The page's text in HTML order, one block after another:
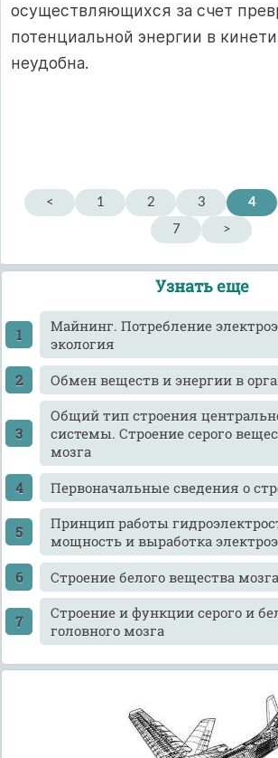
осуществляющихся за счет
потенциальной энергии в
неудобна.
< 1 2 3 4
7
>
Узнать еще
Майнинг. Потребление
экология
Обмен веществ и энергии в
Общий тип строения
системы. Строение серого
мозга
Первоначальные сведения о
Принцип работы
мощность и выработка
Строение белого вещества
Строение и функции серого и
головного мозга